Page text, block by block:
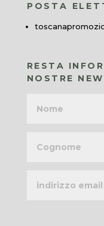
POSTA
RESTA
NOSTRE
email